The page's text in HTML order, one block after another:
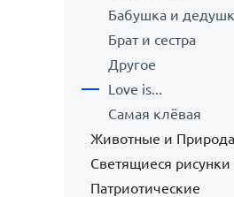
Бабушка и
Брат и сестра
Другое
Love is...
Самая клёвая
Животные и Природа
Светящиеся рисунки
Патриотические